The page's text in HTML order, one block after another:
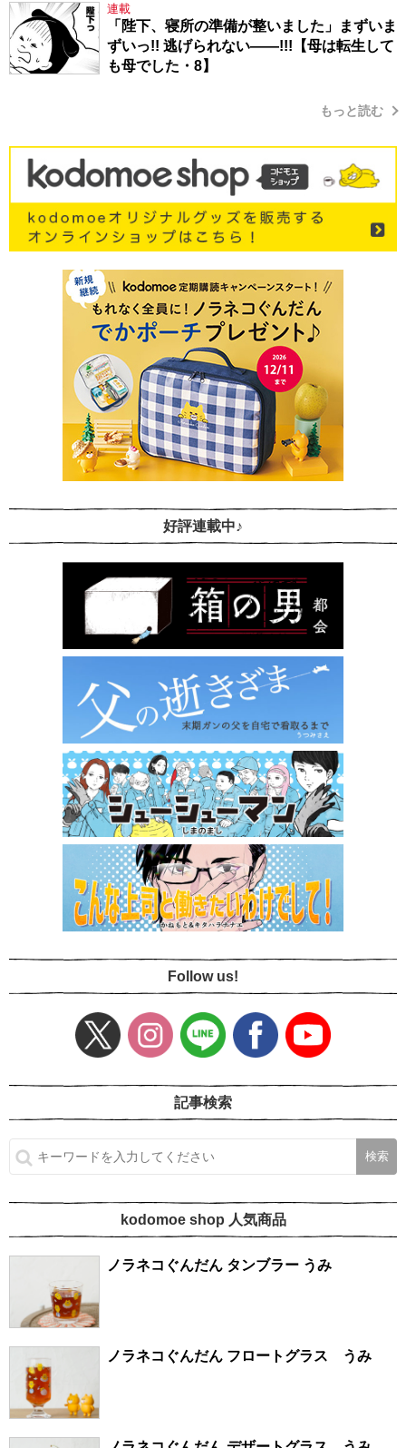
連載
「陛下、寝所の準備が整いました」まずいま
ずいっ!! 逃げられない――!!!【母は転生して
も母でした・8】
もっと読む
好評連載中♪
Follow us!
記事検索
kodomoe shop 人気商品
ノラネコぐんだん タンブラー うみ
ノラネコぐんだん フロートグラス うみ